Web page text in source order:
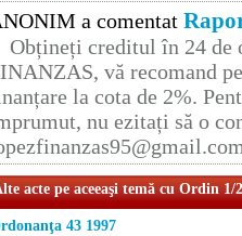
a comentat
Obțineți creditul în 24 de
vă recomand
la cota de 2%.
nu ezitați să o
acte pe aceeaşi temă cu Ordin 1/
43 1997